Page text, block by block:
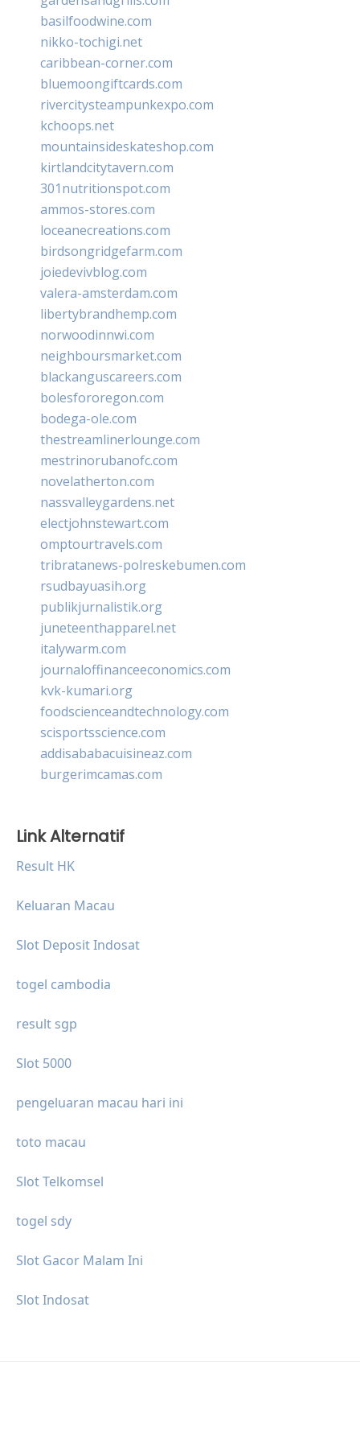
basilfoodwine.com
nikko-tochigi.net
caribbean-corner.com
bluemoongiftcards.com
rivercitysteampunkexpo.com
kchoops.net
mountainsideskateshop.com
kirtlandcitytavern.com
301nutritionspot.com
ammos-stores.com
loceanecreations.com
birdsongridgefarm.com
joiedevivblog.com
valera-amsterdam.com
libertybrandhemp.com
norwoodinnwi.com
neighboursmarket.com
blackanguscareers.com
bolesfororegon.com
bodega-ole.com
thestreamlinerlounge.com
mestrinorubanofc.com
novelatherton.com
nassvalleygardens.net
electjohnstewart.com
omptourtravels.com
tribratanews-polreskebumen.com
rsudbayuasih.org
publikjurnalistik.org
juneteenthapparel.net
italywarm.com
journaloffinanceeconomics.com
kvk-kumari.org
foodscienceandtechnology.com
scisportsscience.com
addisababacuisineaz.com
burgerimcamas.com
Link Alternatif
Result HK
Keluaran Macau
Slot Deposit Indosat
togel cambodia
result sgp
Slot 5000
pengeluaran macau hari ini
toto macau
Slot Telkomsel
togel sdy
Slot Gacor Malam Ini
Slot Indosat